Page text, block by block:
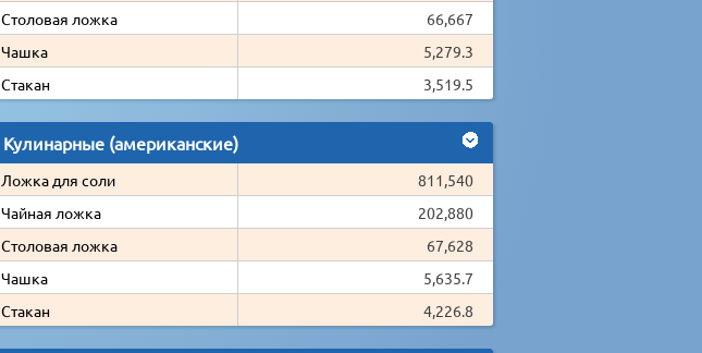
Столовая ложка
66,667
Чашка
5,279.3
Стакан
3,519.5
Кулинарные (американские)
Ложка для соли
811,540
Чайная ложка
202,880
Столовая ложка
67,628
Чашка
5,635.7
Стакан
4,226.8